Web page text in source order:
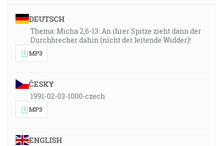
DEUTSCH
Thema: Micha 2,6-13: An ihrer Spitze zieht dann der
Durchbrecher dahin (nicht der leitende Widder)!
MP3
ČESKY
1991-02-03-1000-czech
MP3
ENGLISH